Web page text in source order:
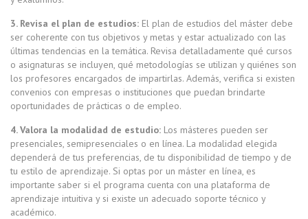
3. Revisa el plan de estudios: El plan de estudios del máster debe
ser coherente con tus objetivos y metas y estar actualizado con las
últimas tendencias en la temática. Revisa detalladamente qué cursos
o asignaturas se incluyen, qué metodologías se utilizan y quiénes son
los profesores encargados de impartirlas. Además, verifica si existen
convenios con empresas o instituciones que puedan brindarte
oportunidades de prácticas o de empleo.
4. Valora la modalidad de estudio: Los másteres pueden ser
presenciales, semipresenciales o en línea. La modalidad elegida
dependerá de tus preferencias, de tu disponibilidad de tiempo y de
tu estilo de aprendizaje. Si optas por un máster en línea, es
importante saber si el programa cuenta con una plataforma de
aprendizaje intuitiva y si existe un adecuado soporte técnico y
académico.